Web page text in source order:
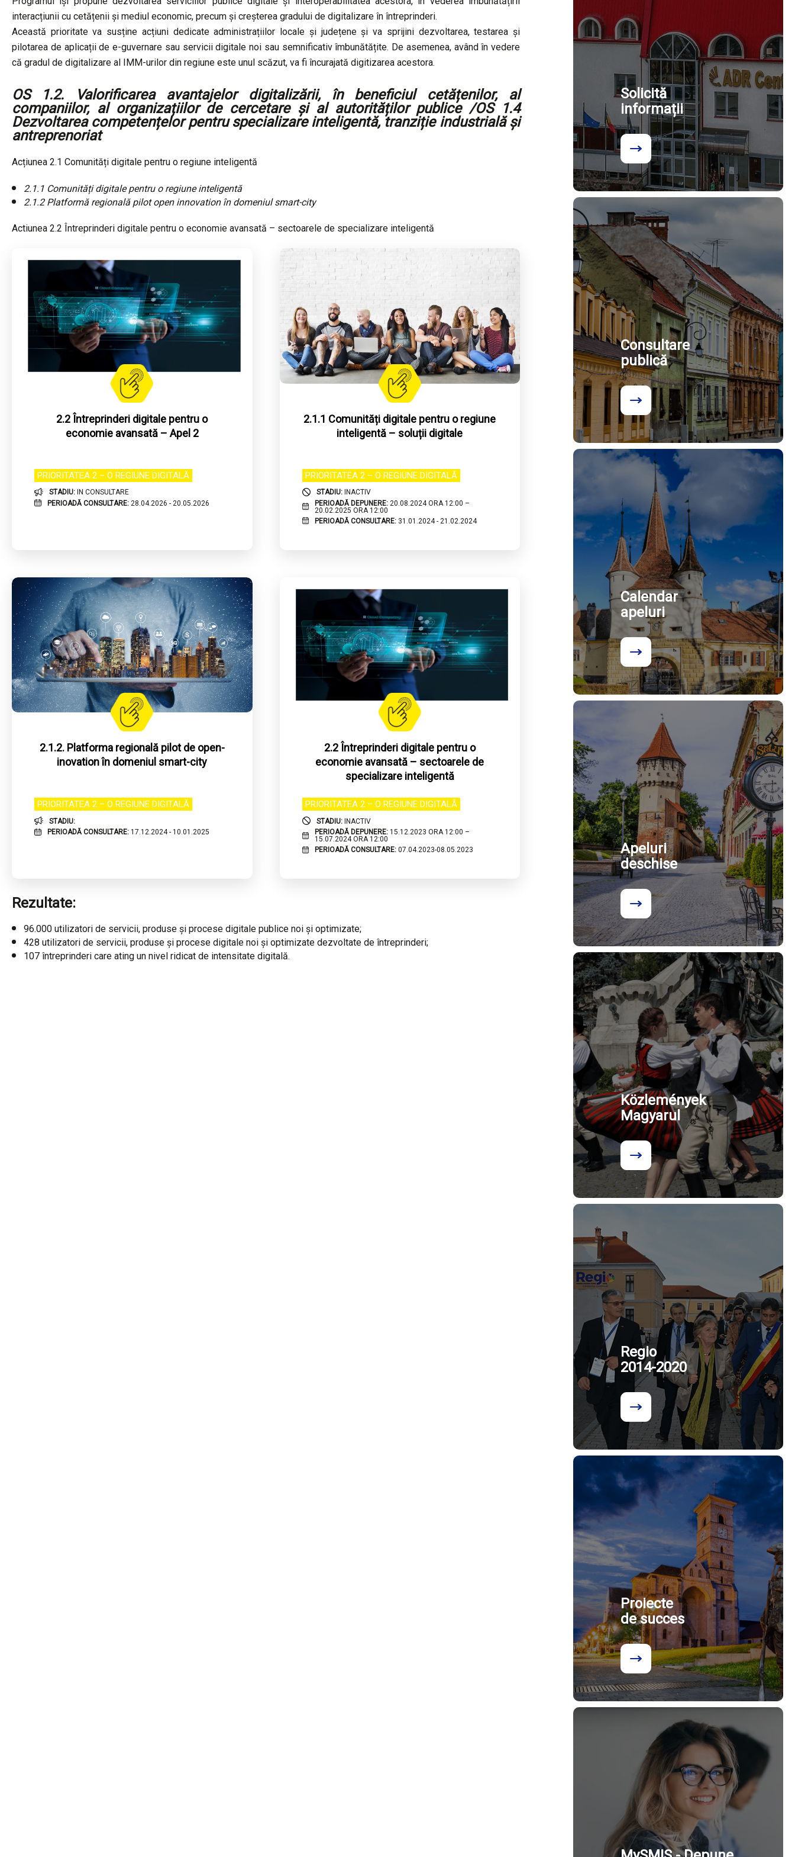
interacțiunii cu cetățenii și mediul economic, precum și creșterea gradului de digitalizare în întreprinderi.
Această prioritate va susține acțiuni dedicate administrațiilor locale și județene și va sprijini dezvoltarea, testarea și
pilotarea de aplicații de e-guvernare sau servicii digitale noi sau semnificativ îmbunătățite. De asemenea, având în vedere
că gradul de digitalizare al IMM-urilor din regiune este unul scăzut, va fi încurajată digitizarea acestora.
OS 1.2. Valorificarea avantajelor digitalizării, în beneficiul cetățenilor, al
companiilor, al organizațiilor de cercetare și al autorităților publice /OS 1.4
Dezvoltarea competențelor pentru specializare inteligentă, tranziție industrială și
antreprenoriat
Acțiunea 2.1 Comunități digitale pentru o regiune inteligentă
2.1.1 Comunități digitale pentru o regiune inteligentă
2.1.2 Platformă regională pilot open innovation în domeniul smart-city
Actiunea 2.2 Întreprinderi digitale pentru o economie avansată – sectoarele de specializare inteligentă
Stadiu Prioritati Tip Beneficiar
2.2 Întreprinderi digitale pentru o
economie avansată – Apel 2
PRIORITATEA 2 – O REGIUNE DIGITALĂ
STADIU: IN CONSULTARE
PERIOADĂ CONSULTARE: 28.04.2026 - 20.05.2026
2.1.1 Comunități digitale pentru o regiune
inteligentă – soluții digitale
PRIORITATEA 2 – O REGIUNE DIGITALĂ
STADIU: INACTIV
PERIOADĂ DEPUNERE: 20.08.2024 ORA 12:00 –
20.02.2025 ORA 12:00
PERIOADĂ CONSULTARE: 31.01.2024 - 21.02.2024
2.1.2. Platforma regională pilot de open-
inovation în domeniul smart-city
PRIORITATEA 2 – O REGIUNE DIGITALĂ
STADIU:
PERIOADĂ CONSULTARE: 17.12.2024 - 10.01.2025
2.2 Întreprinderi digitale pentru o
economie avansată – sectoarele de
specializare inteligentă
PRIORITATEA 2 – O REGIUNE DIGITALĂ
STADIU: INACTIV
PERIOADĂ DEPUNERE: 15.12.2023 ORA 12:00 –
15.07.2024 ORA 12:00
PERIOADĂ CONSULTARE:07.04.2023-08.05.2023
Rezultate:
96.000 utilizatori de servicii, produse și procese digitale publice noi și optimizate;
428 utilizatori de servicii, produse și procese digitale noi și optimizate dezvoltate de întreprinderi;
107 întreprinderi care ating un nivel ridicat de intensitate digitală.
Solicită
informații
Consultare
publică
Calendar
apeluri
Apeluri
deschise
Közlemények
Magyarul
Regio
2014-2020
Proiecte
de succes